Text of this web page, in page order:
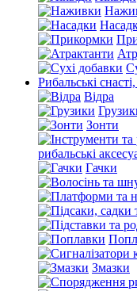
Рибальські
Відра
Зонти
рибальські
Гачки
Змазки